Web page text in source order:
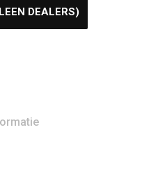
DEALERS)